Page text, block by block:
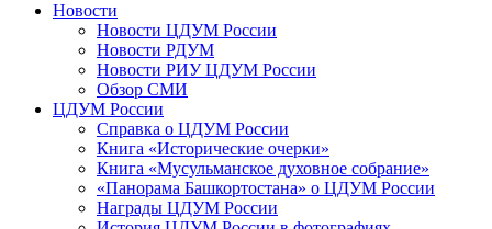
Новости
Новости ЦДУМ России
Новости РДУМ
Новости РИУ ЦДУМ России
Обзор СМИ
ЦДУМ России
Справка о ЦДУМ России
Книга «Исторические очерки»
Книга «Мусульманское духовное собрание»
«Панорама Башкортостана» о ЦДУМ России
Награды ЦДУМ России